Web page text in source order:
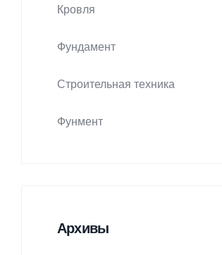
Кровля
Фундамент
Строительная техника
Фунмент
Архивы